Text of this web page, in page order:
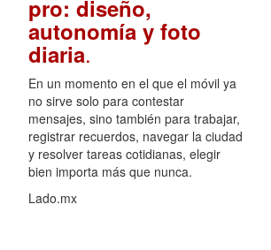
pro: diseño,
autonomía y foto
diaria.
En un momento en el que el móvil ya
no sirve solo para contestar
mensajes, sino también para trabajar,
registrar recuerdos, navegar la ciudad
y resolver tareas cotidianas, elegir
bien importa más que nunca.
Lado.mx